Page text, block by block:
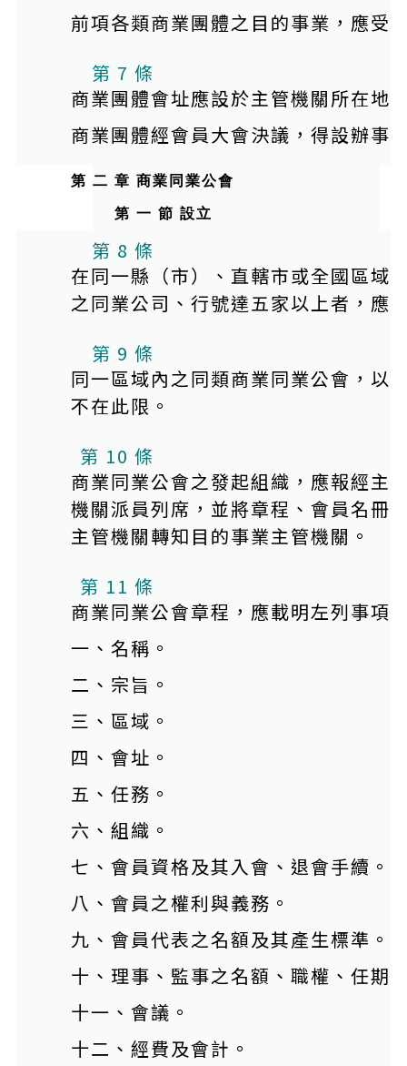
前項各類商業團體之目的事業，應受
第 7 條
商業團體會址應設於主管機關所在地
商業團體經會員大會決議，得設辦事
第 二 章 商業同業公會
第 一 節 設立
第 8 條
在同一縣（市）、直轄市或全國區域
之同業公司、行號達五家以上者，應
第 9 條
同一區域內之同類商業同業公會，以
不在此限。
第 10 條
商業同業公會之發起組織，應報經主
機關派員列席，並將章程、會員名冊
主管機關轉知目的事業主管機關。
第 11 條
商業同業公會章程，應載明左列事項
一、名稱。
二、宗旨。
三、區域。
四、會址。
五、任務。
六、組織。
七、會員資格及其入會、退會手續。
八、會員之權利與義務。
九、會員代表之名額及其產生標準。
十、理事、監事之名額、職權、任期
十一、會議。
十二、經費及會計。